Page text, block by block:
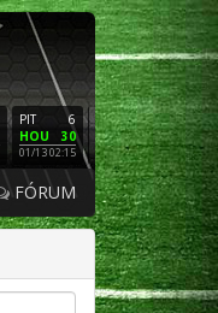
6
PIT
30
HOU
01/13 02:15
16
NE
3
LAC
01/12 02:00
PHI
SF
01/11
FÓRUM